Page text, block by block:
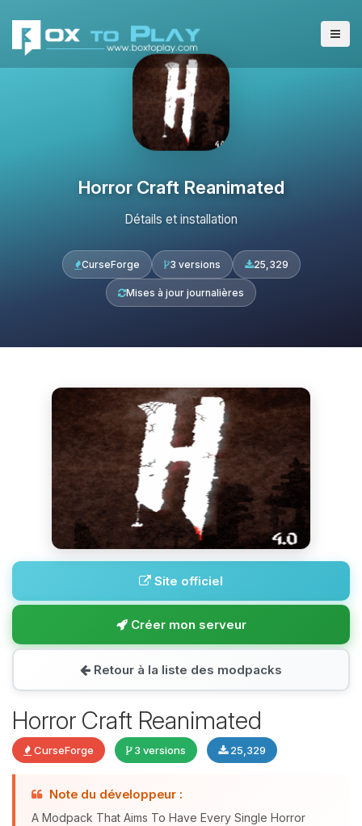
Horror Craft Reanimated
Détails et installation
CurseForge 3 versions 25,329
Mises à jour journalières
Site officiel
Créer mon serveur
Retour à la liste des modpacks
Horror Craft Reanimated
CurseForge 3 versions 25,329
Note du développeur :
A Modpack That Aims To Have Every Single Horror
Youpi, enfin quelqu’un pour me